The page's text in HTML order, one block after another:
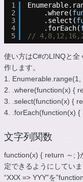
1
2
3
4
5
.where(
.select(
.forEach(
//
使い方はC#のLINQと全
作します。
1.
2. .where(function(x) {
3. .select(function(x) {
4. .forEach(function(x) {
文字列関数
function(x) { return ～; }
定できるようにしていま
“XXX => YYY”を